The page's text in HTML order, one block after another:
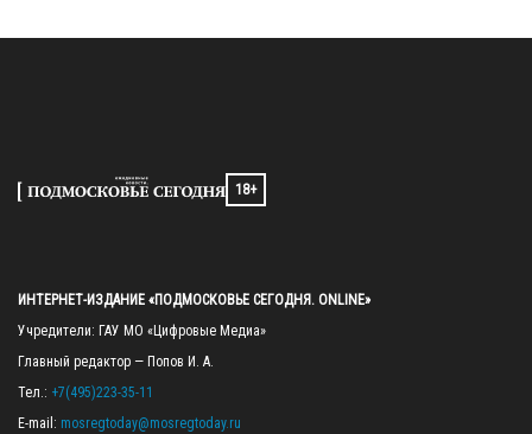
18+
ИНТЕРНЕТ-ИЗДАНИЕ «ПОДМОСКОВЬЕ СЕГОДНЯ. ONLINE»
Учредители: ГАУ МО «Цифровые Медиа»
Главный редактор — Попов И. А.
Тел.: +7(495)223-35-11
E-mail: mosregtoday@mosregtoday.ru